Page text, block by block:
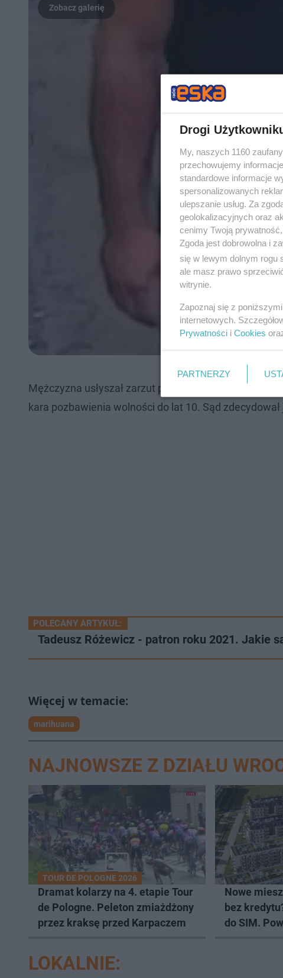
Mężczyzna usłyszał zarzut przestępstwa uprawy,
kara pozbawienia wolności do lat 10. Sąd
POLECANY ARTYKUŁ:
Tadeusz Różewicz - patron roku 2021. Jakie
marihuana
NAJNOWSZE Z DZIAŁU
TOUR DE POLOGNE 2026
Dramat kolarzy na 4. etapie Tour
de Pologne. Peleton zmiażdżony
przez kraksę przed Karpaczem
Nowe
bez
do SIM.
LOKALNIE:
Drogi
My, naszych 1160
przechowujemy
standardowe informacje
spersonalizowanych
ulepszanie usług. Za
geolokalizacyjnych oraz
cenimy Twoją
Zgoda jest dobrowolna i
się w lewym dolnym rogu
ale masz prawo
witrynie.
Zapoznaj się z
internetowych.
Prywatności i Cookies
PARTNERZY